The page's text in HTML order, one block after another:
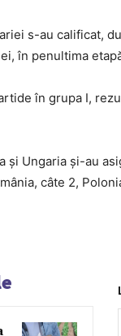
s-au calificat,
în penultima
în grupa I,
şi Ungaria şi-au
câte 2,